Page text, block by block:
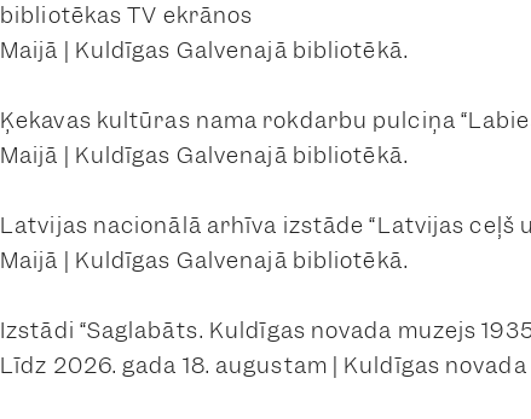
bibliotēkas TV ekrānos
Maijā | Kuldīgas Galvenajā bibliotēkā.
Ķekavas kultūras nama rokdarbu pulciņa
Maijā | Kuldīgas Galvenajā bibliotēkā.
Latvijas nacionālā arhīva izstāde “Latvijas ceļš
Maijā | Kuldīgas Galvenajā bibliotēkā.
Izstādi “Saglabāts. Kuldīgas novada muzejs
Līdz 2026. gada 18. augustam | Kuldīgas